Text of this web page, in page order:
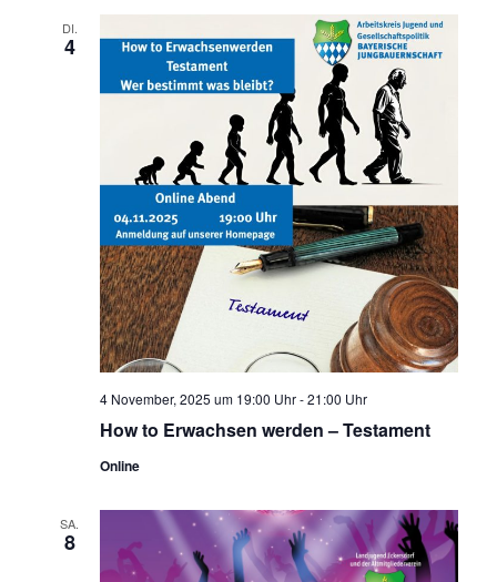
DI.
4
How to Erwachsen werden – Testament
4 November, 2025 um 19:00 Uhr-21:00 Uhr
Online
SA.
8